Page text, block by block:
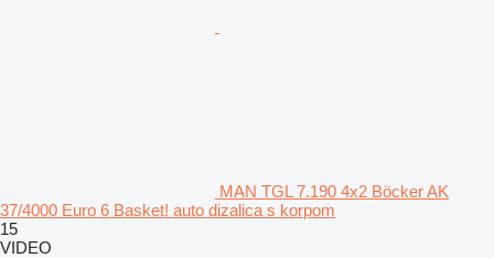
MAN TGL 7.190 4x2 Böcker AK
37/4000 Euro 6 Basket! auto dizalica s korpom
15
VIDEO